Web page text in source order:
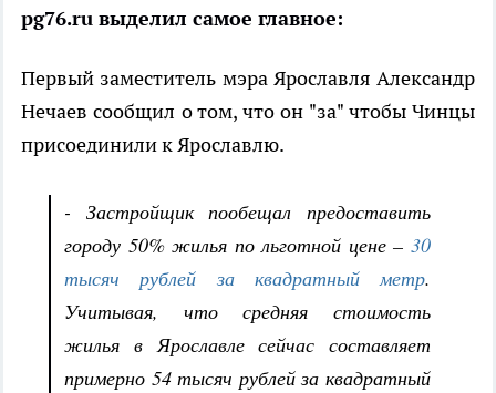
pg76.ru выделил самое главное:
Первый заместитель мэра Ярославля Александр
Нечаев сообщил о том, что он "за" чтобы Чинцы
присоединили к Ярославлю.
- Застройщик пообещал предоставить
городу 50% жилья по льготной цене – 30
тысяч рублей за квадратный метр.
Учитывая, что средняя стоимость
жилья в Ярославле сейчас составляет
примерно 54 тысяч рублей за квадратный